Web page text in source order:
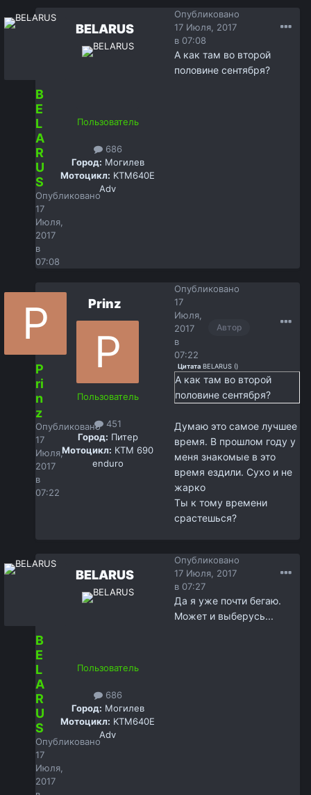
B
E
L
A
R
U
S
Опубликовано
17
Июля,
2017
в
07:08
BELARUS
Пользователь
686
Город: Могилев
Мотоцикл: KTM640E
Adv
Опубликовано
17 Июля, 2017
в 07:08
А как там во второй
половине сентября?
P
ri
n
z
Опубликовано
17
Июля,
2017
в
07:22
Prinz
Пользователь
451
Город: Питер
Мотоцикл: КТМ 690
enduro
Автор
Опубликовано
17
Июля,
2017
в
07:22
Цитата BELARUS ()
А как там во второй
половине сентября?
Думаю это самое лучшее
время. В прошлом году у
меня знакомые в это
время ездили. Сухо и не
жарко
Ты к тому времени
срастешься?
B
E
L
A
R
U
S
Опубликовано
17
Июля,
2017
BELARUS
Пользователь
686
Город: Могилев
Мотоцикл: KTM640E
Adv
Опубликовано
17 Июля, 2017
в 07:27
Да я уже почти бегаю.
Может и выберусь...